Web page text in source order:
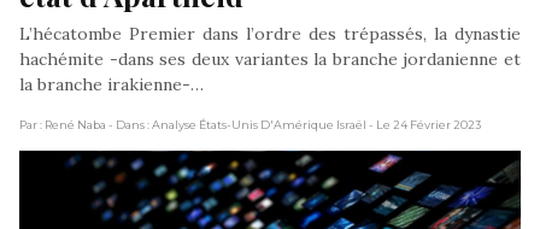
L’hécatombe Premier dans l’ordre des trépassés, la dynastie
hachémite -dans ses deux variantes la branche jordanienne et
la branche irakienne-…
Par : René Naba - Dans : Analyse États-Unis D'Amérique Israël - Le 24 Février 2023